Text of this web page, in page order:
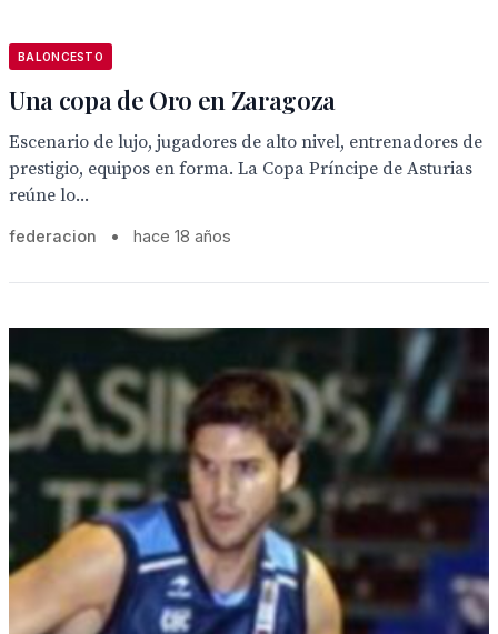
BALONCESTO
Una copa de Oro en Zaragoza
Escenario de lujo, jugadores de alto nivel, entrenadores de
prestigio, equipos en forma. La Copa Príncipe de Asturias
reúne lo...
federacion • hace 18 años